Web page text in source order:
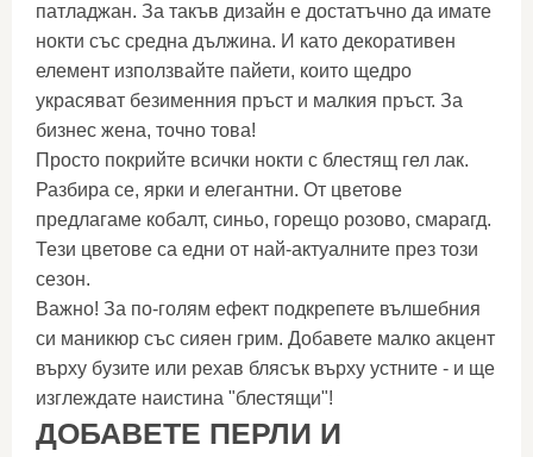
патладжан. За такъв дизайн е достатъчно да имате
нокти със средна дължина. И като декоративен
елемент използвайте пайети, които щедро
украсяват безименния пръст и малкия пръст. За
бизнес жена, точно това!
Просто покрийте всички нокти с блестящ гел лак.
Разбира се, ярки и елегантни. От цветове
предлагаме кобалт, синьо, горещо розово, смарагд.
Тези цветове са едни от най-актуалните през този
сезон.
Важно! За по-голям ефект подкрепете вълшебния
си маникюр със сияен грим. Добавете малко акцент
върху бузите или рехав блясък върху устните - и ще
изглеждате наистина "блестящи"!
ДОБАВЕТЕ ПЕРЛИ И